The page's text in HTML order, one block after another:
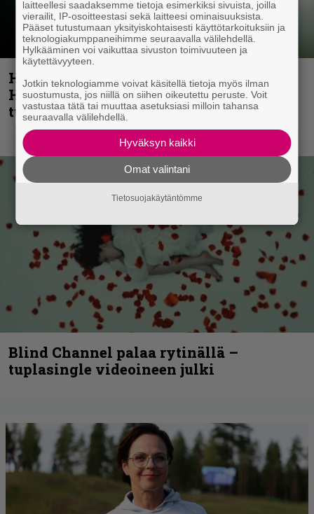
Helloween- ja Gamma Ray -mies Kai
Hansen julkaisi uuden maistiaisen
tulevalta soololevyltä
Blind Channel palaa rytinällä –
tuplasingle videoineen julki
laitteellesi saadaksemme tietoja esimerkiksi sivuista, joilla
vierailit, IP-osoitteestasi sekä laitteesi ominaisuuksista.
Pääset tutustumaan yksityiskohtaisesti käyttötarkoituksiin ja
teknologiakumppaneihimme seuraavalla välilehdellä.
Hylkääminen voi vaikuttaa sivuston toimivuuteen ja
käytettävyyteen.
Jotkin teknologiamme voivat käsitellä tietoja myös ilman
suostumusta, jos niillä on siihen oikeutettu peruste. Voit
vastustaa tätä tai muuttaa asetuksiasi milloin tahansa
seuraavalla välilehdellä.
Hyväksyn kaikki
Omat valintani
Tietosuojakäytäntömme